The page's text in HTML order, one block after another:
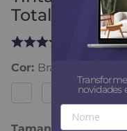
Total - Decor
19
Cor: Branca
novidades